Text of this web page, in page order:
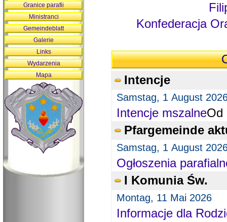
Konfederacja
Intencje
Samstag, 1 August
Intencje mszalneOd
Pfargemeinde
Samstag, 1 August
Ogłoszenia
I Komunia Św.
Montag, 11 Mai 2026
Informacje dla
Granice parafii
Ministranci
Gemeindeblatt
Galerie
Links
Wydarzenia
Mapa